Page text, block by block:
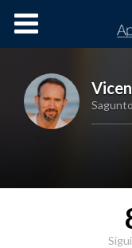
Cursos OnLine
Sagunto